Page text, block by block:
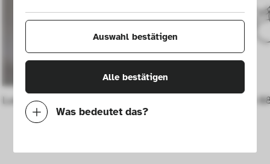
Auswahl bestätigen
Alle bestätigen
Was bedeutet das?
Mit diesen Cookies können wir durch
Luminator' floor lamp Taraxacum